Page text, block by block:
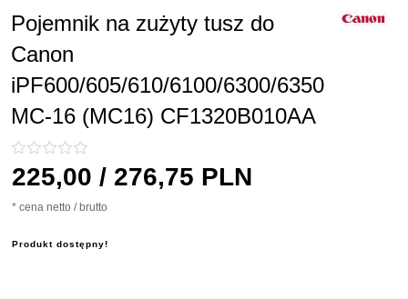
Pojemnik na zużyty tusz do
Canon
iPF600/605/610/6100/6300/6350
MC-16 (MC16) CF1320B010AA
225,00 / 276,75 PLN
* cena netto / brutto
Produkt dostępny!